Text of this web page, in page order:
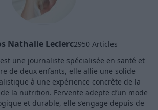
Nathalie Leclerc2950 Articles
une journaliste spécialisée en santé et
de deux enfants, elle allie une solide
à une expérience concrète de la
la nutrition. Fervente adepte d’un mode
et durable, elle s’engage depuis de